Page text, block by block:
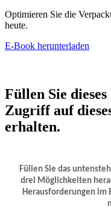
Optimieren Sie die
heute.
E-Book herunterladen
Füllen Sie
Zugriff auf
erhalten.